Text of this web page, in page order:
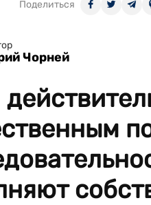
Поделиться
Чорней